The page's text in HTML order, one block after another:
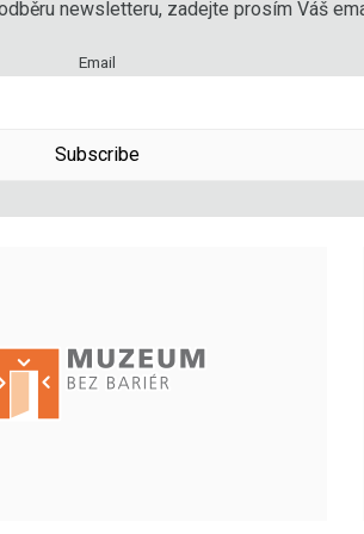
newsletteru, zadejte prosím Váš
Email
Subscribe